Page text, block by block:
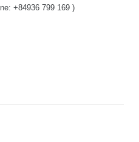
+84936 799 169 )